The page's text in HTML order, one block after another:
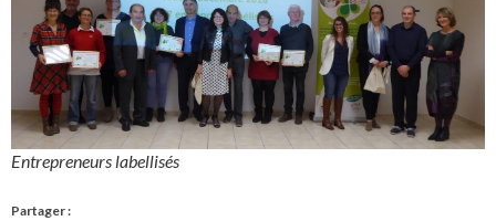
Entrepreneurs labellisés
Partager :